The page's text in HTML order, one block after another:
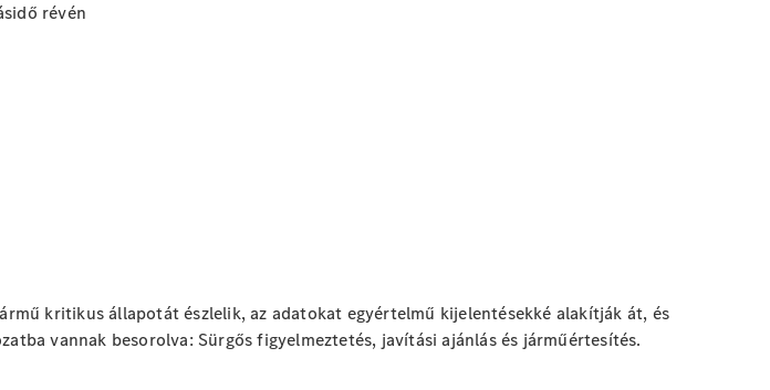
révén
kritikus állapotát észlelik, az adatokat egyértelmű kijelentésekké alakítják át, és
vannak besorolva: Sürgős figyelmeztetés, javítási ajánlás és járműértesítés.